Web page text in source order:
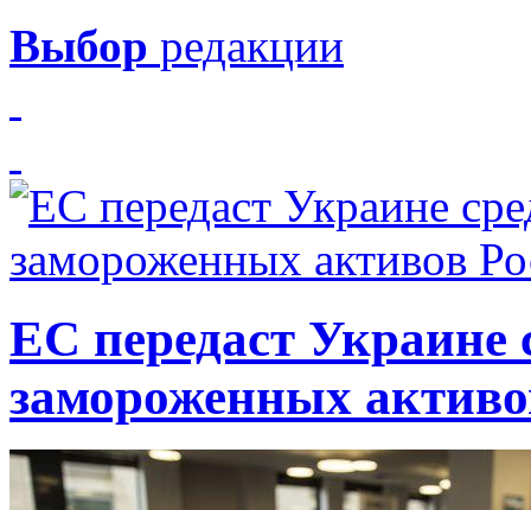
Выбор редакции
ЕС передаст Украине
замороженных